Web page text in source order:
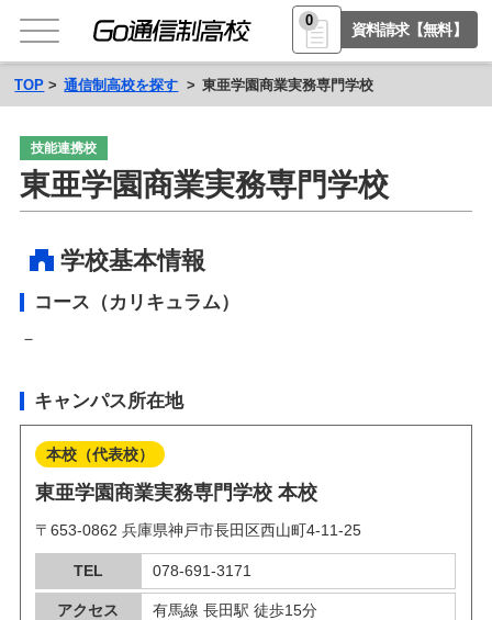
0
資料請求【無料】
TOP 通信制高校を探す 東亜学園商業実務専門学校
技能連携校
東亜学園商業実務専門学校
学校基本情報
コース（カリキュラム）
－
キャンパス所在地
本校（代表校）
東亜学園商業実務専門学校 本校
〒653-0862 兵庫県神戸市長田区西山町4-11-25
TEL 078-691-3171
アクセス 有馬線 長田駅 徒歩15分